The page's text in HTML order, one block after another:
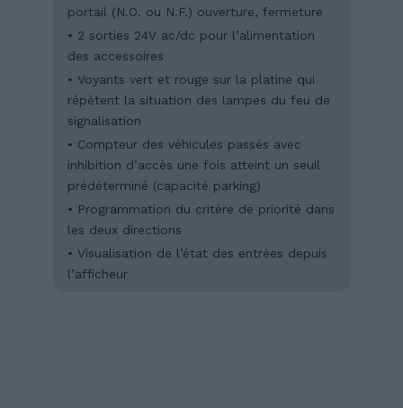
portail (N.O. ou N.F.) ouverture, fermeture
• 2 sorties 24V ac/dc pour l’alimentation
des accessoires
• Voyants vert et rouge sur la platine qui
répètent la situation des lampes du feu de
signalisation
• Compteur des véhicules passés avec
inhibition d’accès une fois atteint un seuil
prédéterminé (capacité parking)
• Programmation du critère de priorité dans
les deux directions
• Visualisation de l’état des entrées depuis
l’afficheur